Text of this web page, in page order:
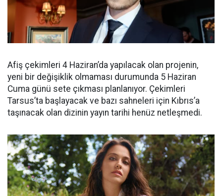
Afiş çekimleri 4 Haziran’da yapılacak olan projenin,
yeni bir değişiklik olmaması durumunda 5 Haziran
Cuma günü sete çıkması planlanıyor. Çekimleri
Tarsus’ta başlayacak ve bazı sahneleri için Kıbrıs’a
taşınacak olan dizinin yayın tarihi henüz netleşmedi.